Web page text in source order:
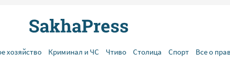
хозяйство Криминал и ЧС Чтиво Столица Спорт Все о